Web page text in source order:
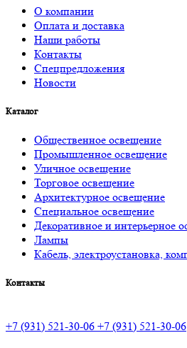
О компании
Оплата и доставка
Наши работы
Контакты
Спецпредложения
Новости
Каталог
Общественное освещение
Промышленное освещение
Уличное освещение
Торговое освещение
Архитектурное освещение
Специальное освещение
Декоративное и интерьерное
Лампы
Кабель, электроустановка,
Контакты
+7 (931) 521-30-06 +7 (931) 521-30-06